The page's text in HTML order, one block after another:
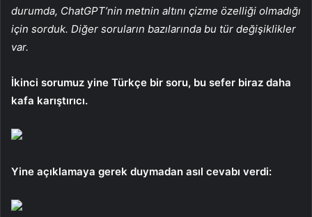
durumda, ChatGPT’nin metnin altını çizme özelliği olmadığı
için sorduk. Diğer soruların bazılarında bu tür değişiklikler
var.
İkinci sorumuz yine Türkçe bir soru, bu sefer biraz daha
kafa karıştırıcı.
Yine açıklamaya gerek duymadan asıl cevabı verdi: